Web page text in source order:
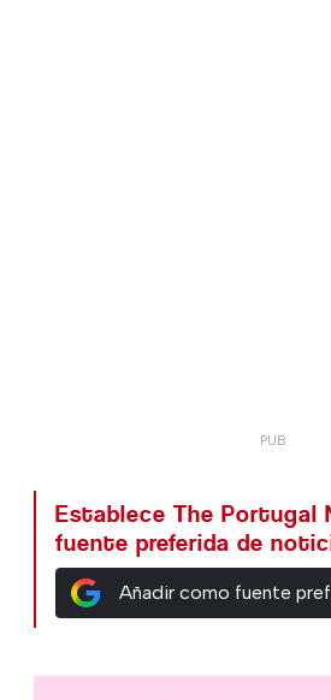
Establece The Portugal
fuente preferida de
Añadir como fuente